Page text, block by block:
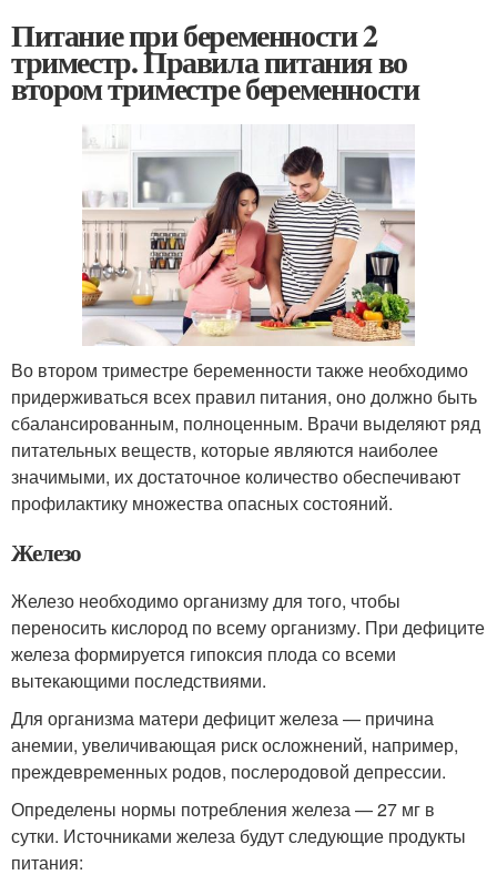
Питание при беременности 2
триместр. Правила питания во
втором триместре беременности
Во втором триместре беременности также необходимо
придерживаться всех правил питания, оно должно быть
сбалансированным, полноценным. Врачи выделяют ряд
питательных веществ, которые являются наиболее
значимыми, их достаточное количество обеспечивают
профилактику множества опасных состояний.
Железо
Железо необходимо организму для того, чтобы
переносить кислород по всему организму. При дефиците
железа формируется гипоксия плода со всеми
вытекающими последствиями.
Для организма матери дефицит железа — причина
анемии, увеличивающая риск осложнений, например,
преждевременных родов, послеродовой депрессии.
Определены нормы потребления железа — 27 мг в
сутки. Источниками железа будут следующие продукты
питания: